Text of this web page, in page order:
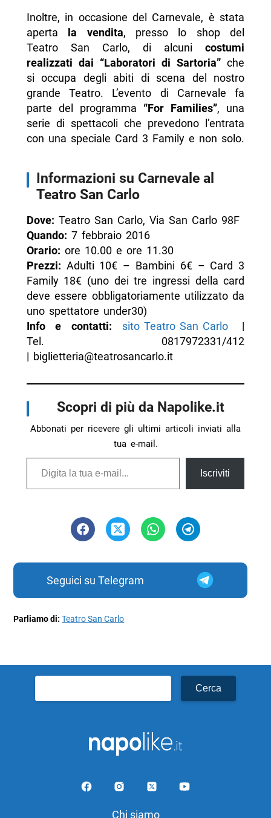
Inoltre, in occasione del Carnevale, è stata
aperta la vendita, presso lo shop del
Teatro San Carlo, di alcunicostumi
realizzati dai “Laboratori di Sartoria” che
si occupa degli abiti di scena del nostro
grande Teatro. L’evento di Carnevale fa
parte del programma “For Families”, una
serie di spettacoli che prevedono l’entrata
con una speciale Card 3 Family e non solo.
Informazioni su Carnevale al
Teatro San Carlo
Dove: Teatro San Carlo, Via San Carlo 98F
Quando: 7 febbraio 2016
Orario: ore 10.00 e ore 11.30
Prezzi: Adulti 10€ – Bambini 6€ – Card 3
Family 18€ (uno dei tre ingressi della card
deve essere obbligatoriamente utilizzato da
uno spettatore under30)
Info e contatti:
sito Teatro San Carlo
|
Tel. 0817972331/412
| biglietteria@teatrosancarlo.it
Scopri di più da Napolike.it
Abbonati per ricevere gli ultimi articoli inviati alla
tua e-mail.
Digita la tua e-mail...
Iscriviti
Seguici su Telegram
Parliamo di:Teatro San Carlo
per:
Chi siamo